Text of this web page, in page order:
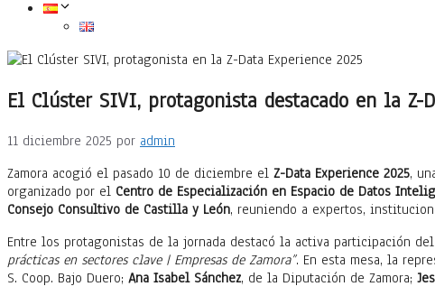
El Clúster SIVI, protagonista destacado en la Z-
11 diciembre 2025 por admin
Zamora acogió el pasado 10 de diciembre el Z-Data Experience 2025,
organizado por el Centro de Especialización en Espacio de Datos
Consejo Consultivo de Castilla y León, reuniendo a expertos,
Entre los protagonistas de la jornada destacó la activa participación del
prácticas en sectores clave | Empresas de Zamora”. En esta mesa, la
S. Coop. Bajo Duero; Ana Isabel Sánchez, de la Diputación de Zamora;